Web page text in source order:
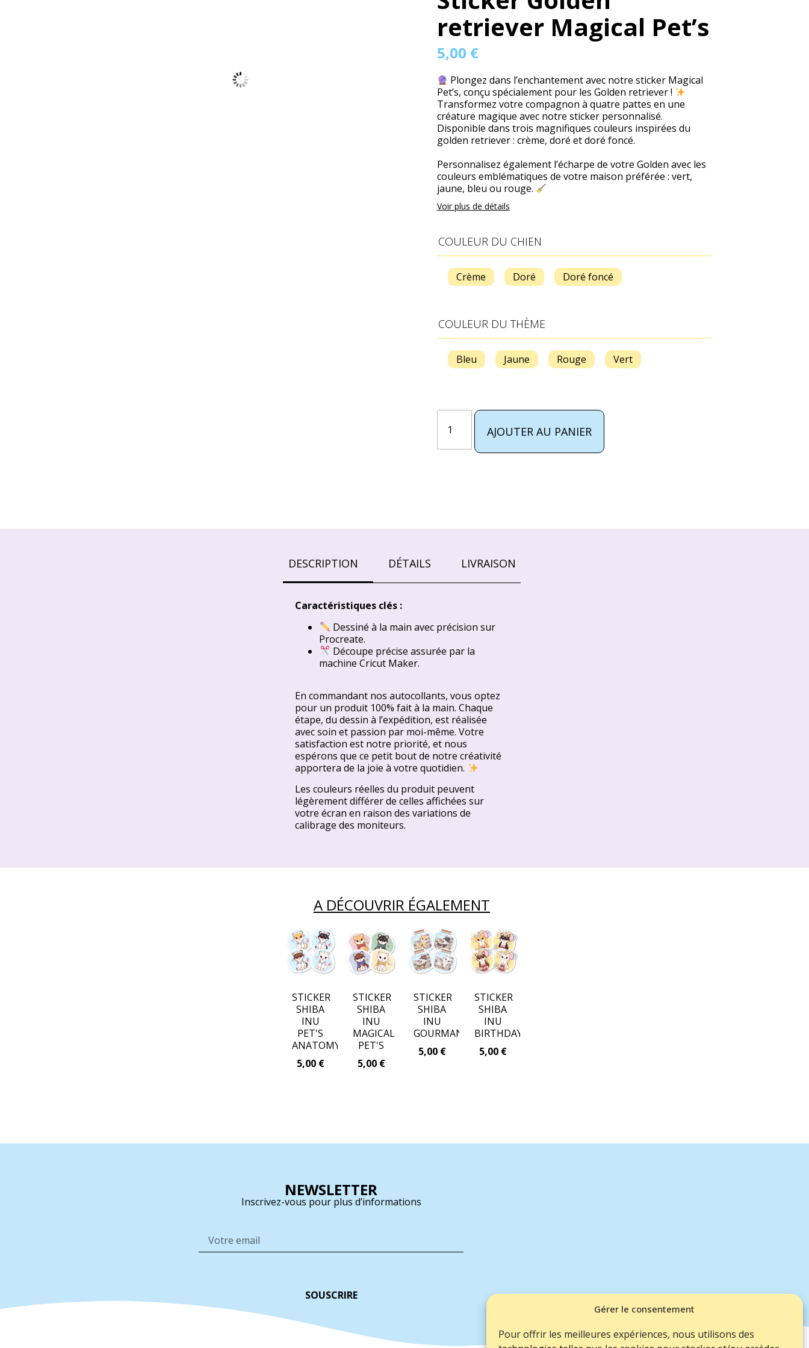
Gérer le consentement
Pour offrir les meilleures expériences, nous utilisons des
retriever Magical Pet’s
5,00 €
Plongez dans l’enchantement avec notre sticker Magical
Pet’s, conçu spécialement pour les Golden retriever !
Transformez votre compagnon à quatre pattes en une
créature magique avec notre sticker personnalisé.
Disponible dans trois magnifiques couleurs inspirées du
golden retriever : crème, doré et doré foncé.
Personnalisez également l’écharpe de votre Golden avec les
couleurs emblématiques de votre maison préférée : vert,
jaune, bleu ou rouge.
Voir plus de détails
COULEUR DU CHIEN
Crème Doré Doré foncé
COULEUR DU THÈME
Bleu Jaune Rouge Vert
AJOUTER AU PANIER
DESCRIPTION DÉTAILS LIVRAISON
Caractéristiques clés :
Dessiné à la main avec précision sur
Procreate.
Découpe précise assurée par la
machine Cricut Maker.
En commandant nos autocollants, vous optez
pour un produit 100% fait à la main. Chaque
étape, du dessin à l’expédition, est réalisée
avec soin et passion par moi-même. Votre
satisfaction est notre priorité, et nous
espérons que ce petit bout de notre créativité
apportera de la joie à votre quotidien.
Les couleurs réelles du produit peuvent
légèrement différer de celles affichées sur
votre écran en raison des variations de
calibrage des moniteurs.
A DÉCOUVRIR ÉGALEMENT
STICKER
SHIBA
INU
PET'S
ANATOMY
5,00 €
STICKER
SHIBA
INU
MAGICAL
PET'S
5,00 €
STICKER
SHIBA
INU
GOURMAND
5,00 €
STICKER
SHIBA
INU
BIRTHDAY
5,00 €
NEWSLETTER
Inscrivez-vous pour plus d’informations
SOUSCRIRE
Alternative: